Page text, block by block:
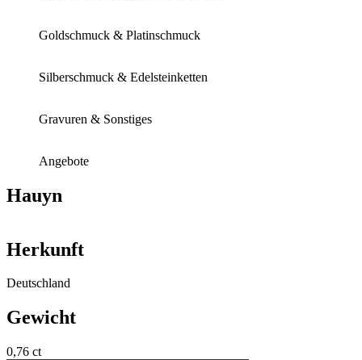
Goldschmuck & Platinschmuck
Silberschmuck & Edelsteinketten
Gravuren & Sonstiges
Angebote
Hauyn
Herkunft
Deutschland
Gewicht
0,76 ct